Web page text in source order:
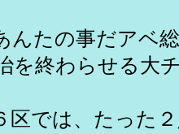
んたの事だアベ
を終わらせる大
では、たった